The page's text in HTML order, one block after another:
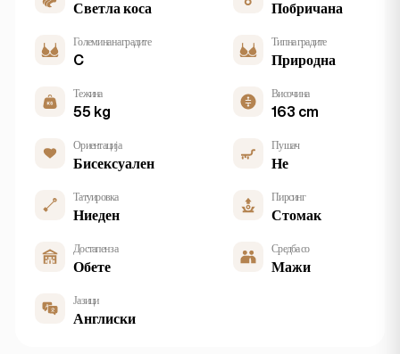
Светла коса Побричана
Големина на градите
C
Тип на градите
Природна
Тежина
55 kg
Височина
163 cm
Ориентација
Бисексуален
Пушач
Не
Татуировка
Ниеден
Пирсинг
Стомак
Достапен за
Обете
Средба со
Мажи
Јазици
Англиски